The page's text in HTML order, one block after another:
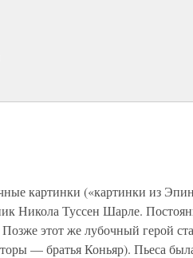
картинки («картинки из
Никола Туссен Шарле.
этот же лубочный герой
— братья Коньяр). Пьеса